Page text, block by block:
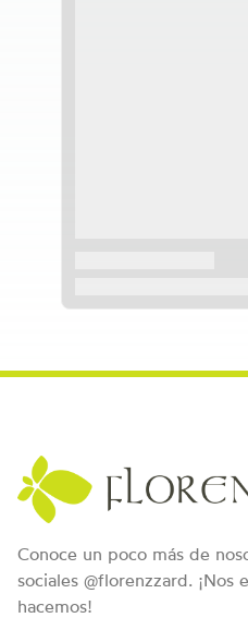
Conoce un poco más de
sociales @florenzzard.
hacemos!